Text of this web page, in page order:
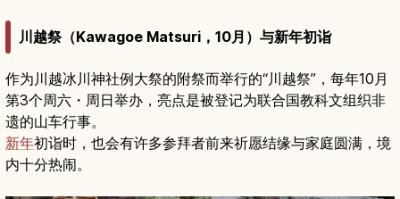
川越祭（Kawagoe Matsuri，10月）与新年初诣
作为川越冰川神社例大祭的附祭而举行的“川越祭”，每年10月
第3个周六・周日举办，亮点是被登记为联合国教科文组织非
遗的山车行事。
新年初诣时，也会有许多参拜者前来祈愿结缘与家庭圆满，境
内十分热闹。